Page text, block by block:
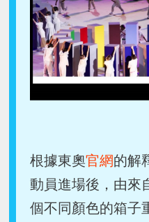
根據東奧官網的解
動員進場後，由來
個不同顏色的箱子